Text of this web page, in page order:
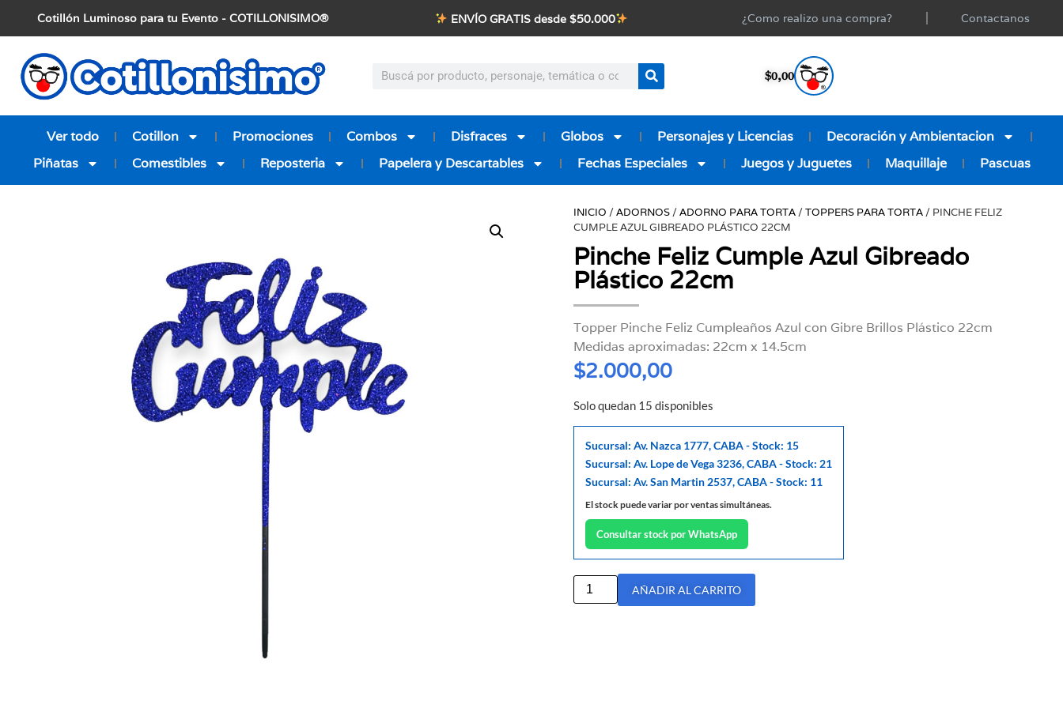
Cotillón Luminoso para tu Evento - COTILLONISIMO® ENVÍO GRATIS desde $50.000 ¿Como realizo una compra? Contactanos
$0,00
Ver todo Cotillon Promociones Combos Disfraces Globos Personajes y Licencias
Decoración y Ambientacion
Piñatas
Comestibles Reposteria Papelera y Descartables Fechas Especiales Juegos y Juguetes Maquillaje Pascuas
INICIO /ADORNOS/ADORNO PARA TORTA/TOPPERS PARA TORTA/ PINCHE FELIZ
CUMPLE AZUL GIBREADO PLÁSTICO 22CM
Pinche Feliz Cumple Azul Gibreado
Plástico 22cm
Topper Pinche Feliz Cumpleaños Azul con Gibre Brillos Plástico 22cm
Medidas aproximadas: 22cm x 14.5cm
$2.000,00
Solo quedan 15 disponibles
Sucursal: Av. Nazca 1777, CABA - Stock: 15
Sucursal: Av. Lope de Vega 3236, CABA - Stock: 21
Sucursal: Av. San Martin 2537, CABA - Stock: 11
El stock puede variar por ventas simultáneas.
Consultar stock por WhatsApp
AÑADIR AL CARRITO